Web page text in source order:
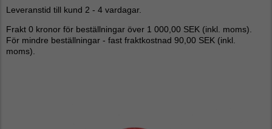
Leveranstid till kund 2 - 4 vardagar.
Frakt 0 kronor för beställningar över 1 000,00 SEK (inkl. moms).
För mindre beställningar - fast fraktkostnad 90,00 SEK (inkl.
moms).